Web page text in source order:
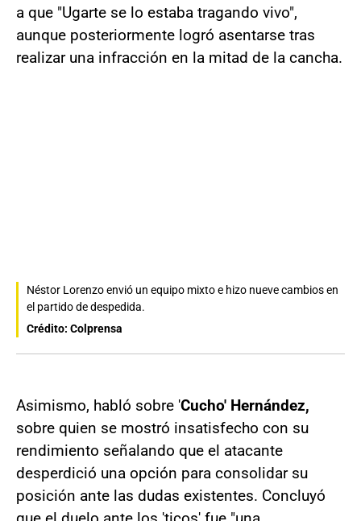
a que "Ugarte se lo estaba tragando vivo",
aunque posteriormente logró asentarse tras
realizar una infracción en la mitad de la cancha.
Néstor Lorenzo envió un equipo mixto e hizo nueve cambios en
el partido de despedida.
Crédito: Colprensa
Asimismo, habló sobre 'Cucho' Hernández,
sobre quien se mostró insatisfecho con su
rendimiento señalando que el atacante
desperdició una opción para consolidar su
posición ante las dudas existentes. Concluyó